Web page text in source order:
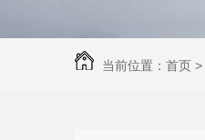
当前位置： 首页 >